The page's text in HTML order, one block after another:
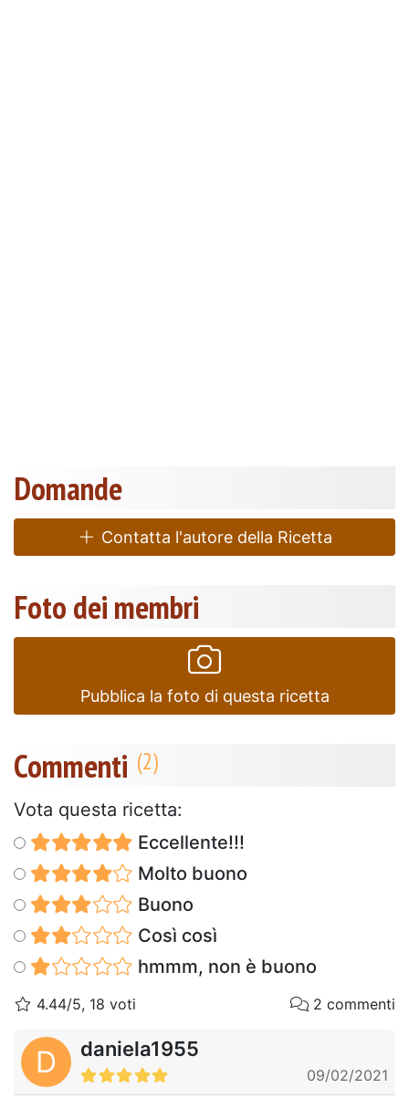
Domande
Contatta l'autore della Ricetta
Foto dei membri
Pubblica la foto di questa ricetta
Commenti
Vota questa ricetta:
Eccellente!!!
Molto buono
Buono
Così così
hmmm, non è buono
4.44/5, 18 voti 2 commenti
D daniela1955
09/02/2021